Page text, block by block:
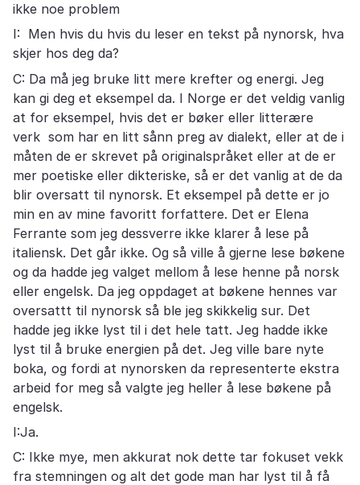
ikke noe problem
I: Men hvis du hvis du leser en tekst på nynorsk, hva
skjer hos deg da?
C: Da må jeg bruke litt mere krefter og energi. Jeg
kan gi deg et eksempel da. I Norge er det veldig vanlig
at for eksempel, hvis det er bøker eller litterære
verk som har en litt sånn preg av dialekt, eller at de i
måten de er skrevet på originalspråket eller at de er
mer poetiske eller dikteriske, så er det vanlig at de da
blir oversatt til nynorsk. Et eksempel på dette er jo
min en av mine favoritt forfattere. Det er Elena
Ferrante som jeg dessverre ikke klarer å lese på
italiensk. Det går ikke. Og så ville å gjerne lese bøkene
og da hadde jeg valget mellom å lese henne på norsk
eller engelsk. Da jeg oppdaget at bøkene hennes var
oversattt til nynorsk så ble jeg skikkelig sur. Det
hadde jeg ikke lyst til i det hele tatt. Jeg hadde ikke
lyst til å bruke energien på det. Jeg ville bare nyte
boka, og fordi at nynorsken da representerte ekstra
arbeid for meg så valgte jeg heller å lese bøkene på
engelsk.
I:Ja.
C: Ikke mye, men akkurat nok dette tar fokuset vekk
fra stemningen og alt det gode man har lyst til å få